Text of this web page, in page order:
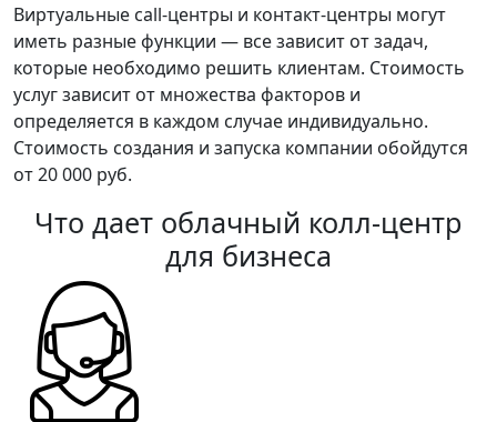
Виртуальные call-центры и контакт-центры могут
иметь разные функции — все зависит от задач,
которые необходимо решить клиентам. Стоимость
услуг зависит от множества факторов и
определяется в каждом случае индивидуально.
Стоимость создания и запуска компании обойдутся
от 20 000 руб.
Что дает облачный колл-центр
для бизнеса